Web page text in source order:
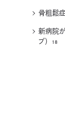
骨粗鬆
新病院が
ブ）
18